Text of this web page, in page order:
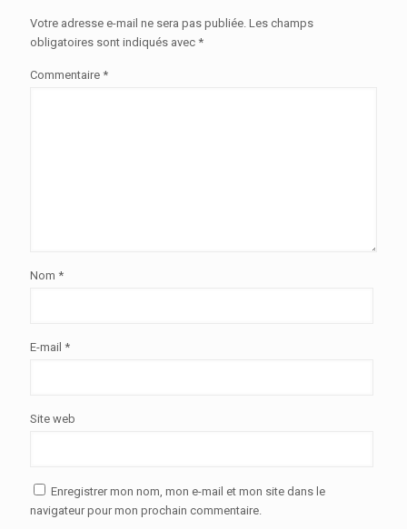
Votre adresse e-mail ne sera pas publiée. Les champs
obligatoires sont indiqués avec *
Commentaire *
Nom *
E-mail *
Site web
Enregistrer mon nom, mon e-mail et mon site dans le
navigateur pour mon prochain commentaire.